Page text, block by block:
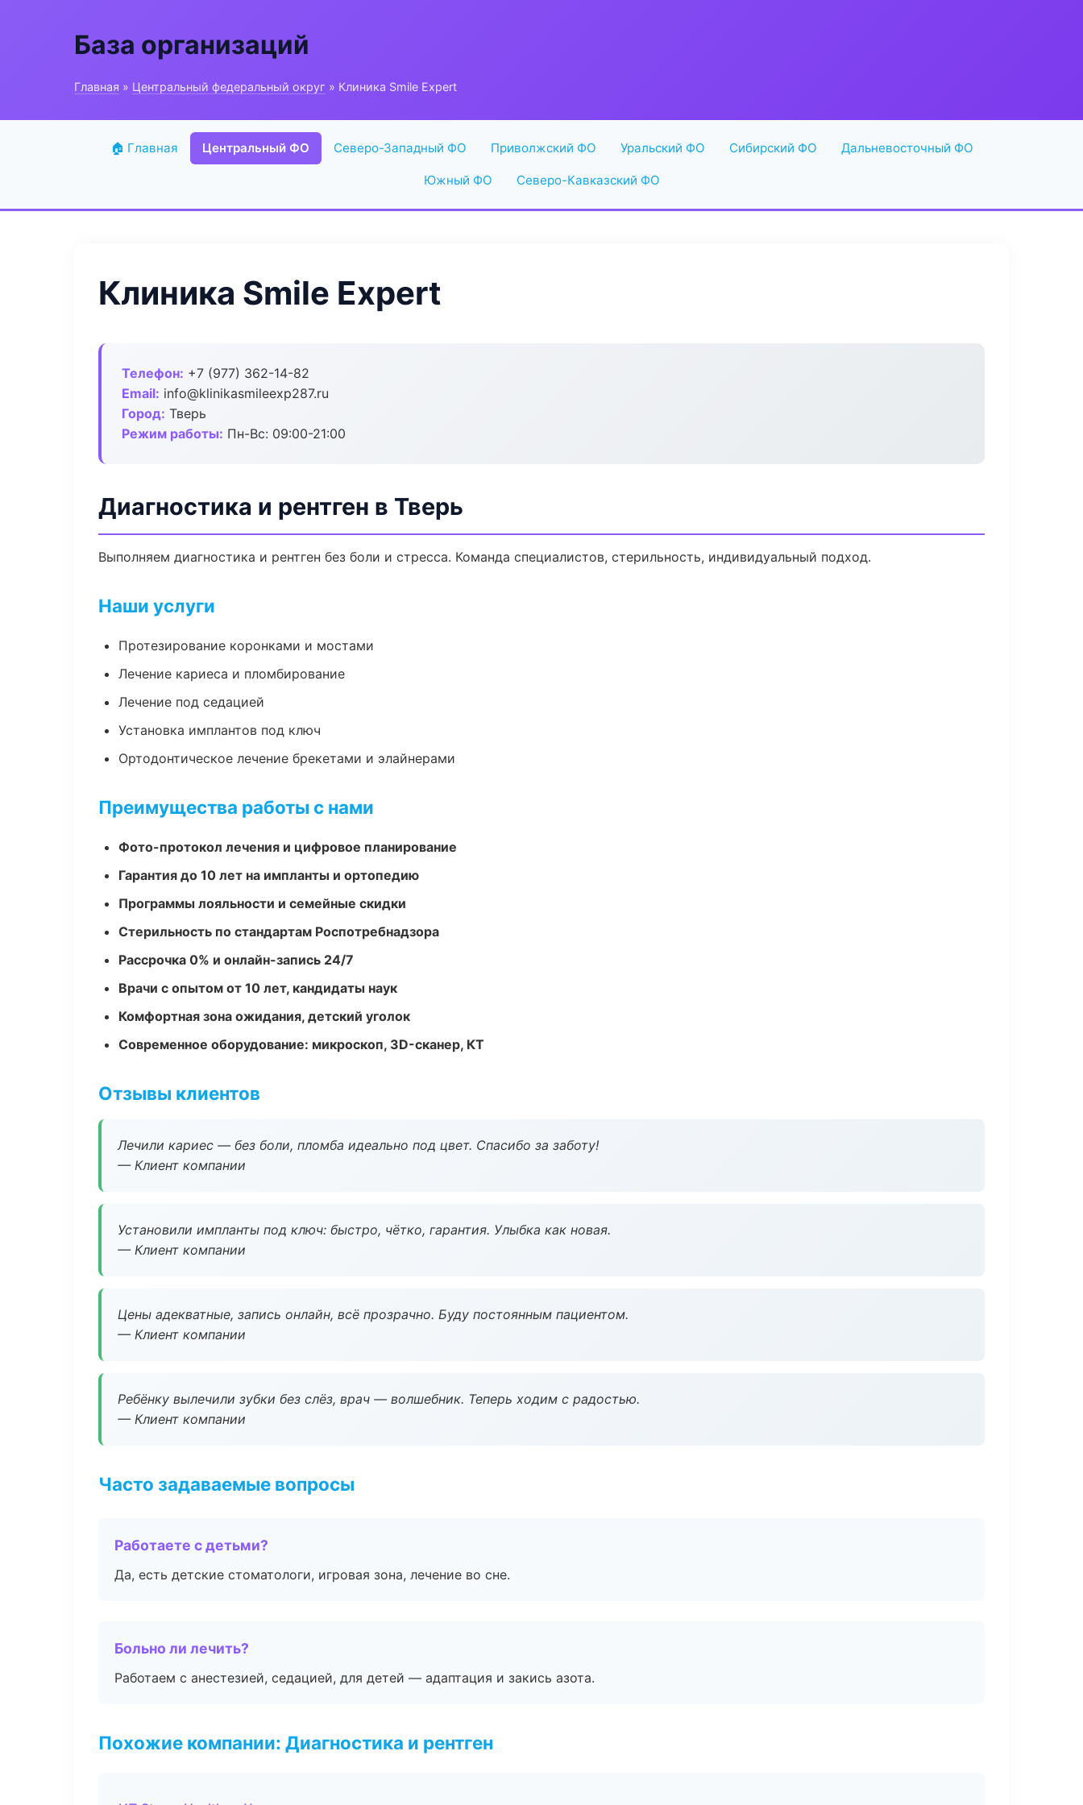
База организаций
Главная » Центральный федеральный округ » Клиника Smile Expert
🏠 Главная Центральный ФО Северо-Западный ФО Приволжский ФО Уральский ФО Сибирский ФО Дальневосточный ФО
Южный ФО Северо-Кавказский ФО
Клиника Smile Expert
Телефон: +7 (977) 362-14-82
Email: info@klinikasmileexp287.ru
Город: Тверь
Режим работы: Пн-Вс: 09:00-21:00
Диагностика и рентген в Тверь
Выполняем диагностика и рентген без боли и стресса. Команда специалистов, стерильность, индивидуальный подход.
Наши услуги
Протезирование коронками и мостами
Лечение кариеса и пломбирование
Лечение под седацией
Установка имплантов под ключ
Ортодонтическое лечение брекетами и элайнерами
Преимущества работы с нами
Фото-протокол лечения и цифровое планирование
Гарантия до 10 лет на импланты и ортопедию
Программы лояльности и семейные скидки
Стерильность по стандартам Роспотребнадзора
Рассрочка 0% и онлайн-запись 24/7
Врачи с опытом от 10 лет, кандидаты наук
Комфортная зона ожидания, детский уголок
Современное оборудование: микроскоп, 3D-сканер, КТ
Отзывы клиентов
Лечили кариес — без боли, пломба идеально под цвет. Спасибо за заботу!
— Клиент компании
Установили импланты под ключ: быстро, чётко, гарантия. Улыбка как новая.
— Клиент компании
Цены адекватные, запись онлайн, всё прозрачно. Буду постоянным пациентом.
— Клиент компании
Ребёнку вылечили зубки без слёз, врач — волшебник. Теперь ходим с радостью.
— Клиент компании
Часто задаваемые вопросы
Работаете с детьми?
Да, есть детские стоматологи, игровая зона, лечение во сне.
Больно ли лечить?
Работаем с анестезией, седацией, для детей — адаптация и закись азота.
Похожие компании: Диагностика и рентген